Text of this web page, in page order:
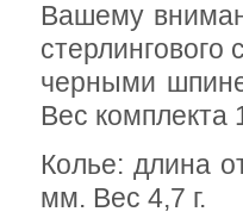
Вашему вниманию предлагается комплект (колье + серьги) из
черными
Вес комплекта
Колье: длина от 415 мм до 455 мм, размеры подвески 33 х 14
мм. Вес 4,7 г.